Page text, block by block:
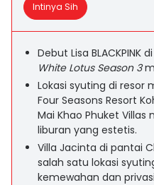
Intinya Sih
Debut Lisa BLACKPINK
White Lotus Season 3
Lokasi syuting di resor
Four Seasons Resort
Mai Khao Phuket
liburan yang estetis.
Villa Jacinta di pantai
salah satu lokasi
kemewahan dan